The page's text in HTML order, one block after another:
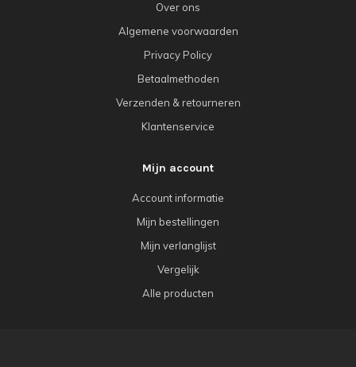
Over ons
Algemene voorwaarden
Privacy Policy
Betaalmethoden
Verzenden & retourneren
Klantenservice
Mijn account
Account informatie
Mijn bestellingen
Mijn verlanglijst
Vergelijk
Alle producten